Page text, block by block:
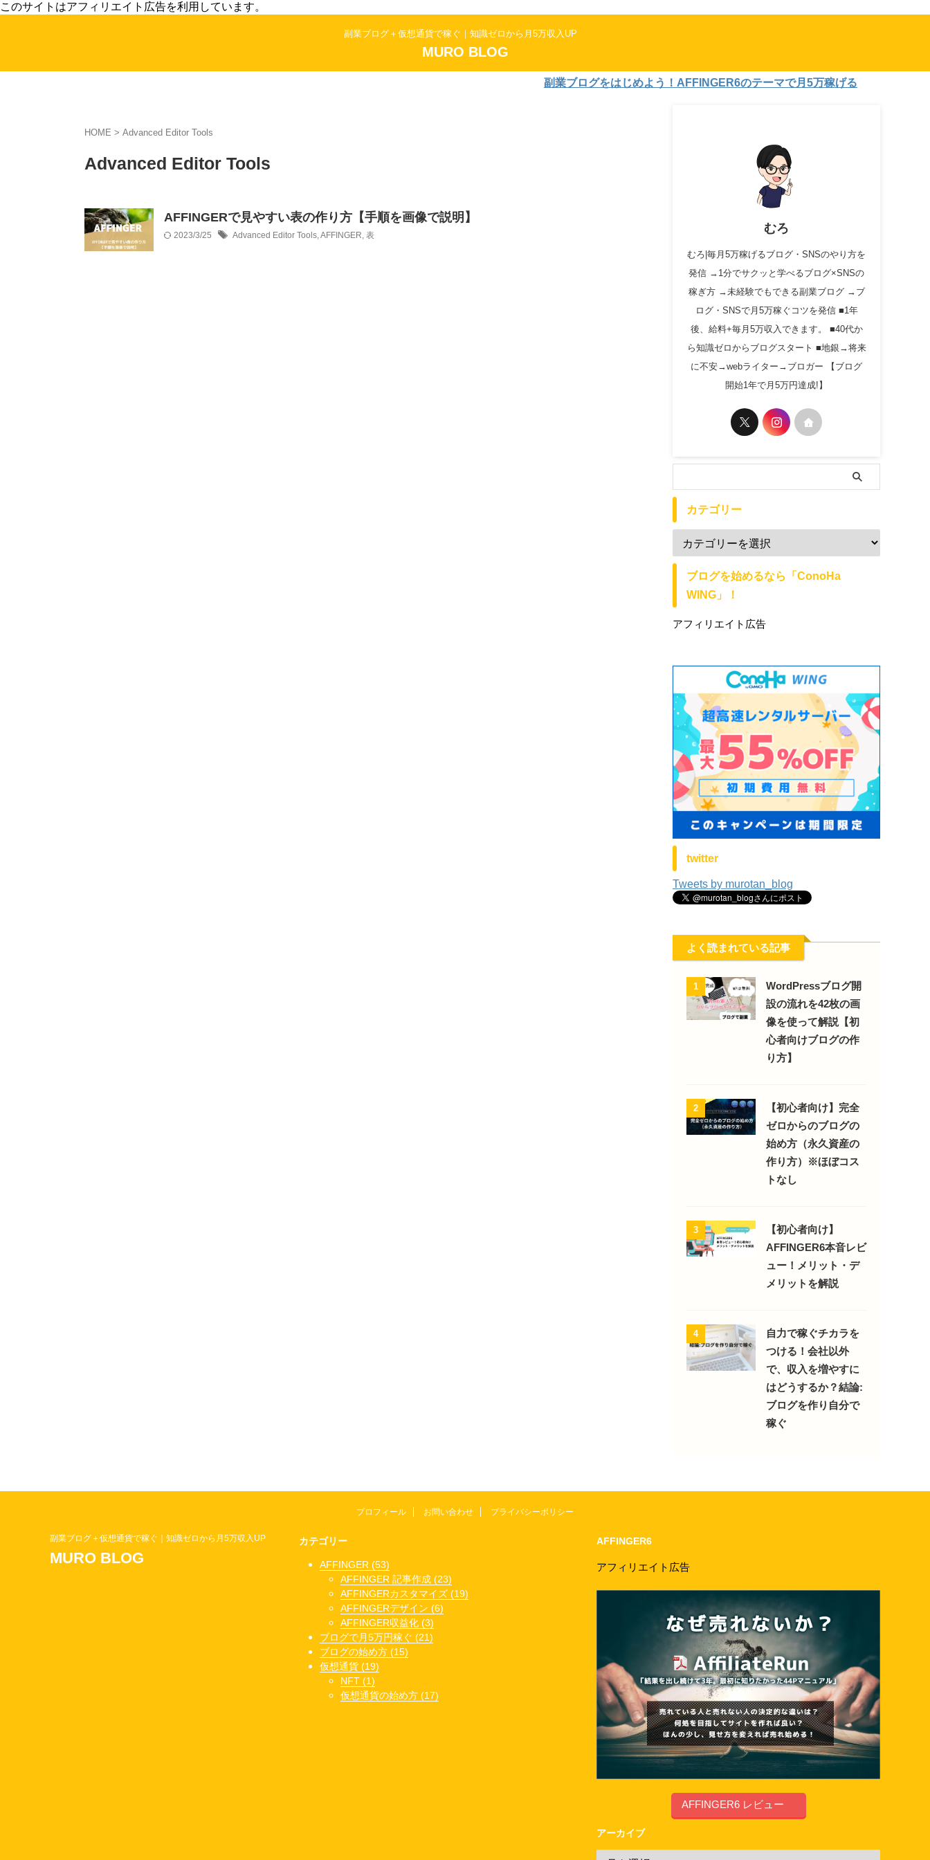
このサイトはアフィリエイト広告を利用しています。
副業ブログ＋仮想通貨で稼ぐ｜知識ゼロから月5万収入UP
MURO BLOG
副業ブログをはじめよう！AFFINGER6のテーマで月5万稼げる
HOME > Advanced Editor Tools
Advanced Editor Tools
AFFINGERで見やすい表の作り方【手順を画像で説明】
2023/3/25 Advanced Editor Tools,AFFINGER, 表 むろ
むろ|毎月5万稼げるブログ・SNSのやり方を
発信 →1分でサクッと学べるブログ×SNSの
稼ぎ方 →未経験でもできる副業ブログ →ブ
ログ・SNSで月5万稼ぐコツを発信 ■1年
後、給料+毎月5万収入できます。 ■40代か
ら知識ゼロからブログスタート ■地銀→将来
に不安→webライター→ブロガー 【ブログ
開始1年で月5万円達成!】
カテゴリー
ブログを始めるなら「ConoHa
WING」！
アフィリエイト広告
twitter
Tweets by murotan_blog
よく読まれている記事
1
WordPressブログ開
設の流れを42枚の画
像を使って解説【初
心者向けブログの作
り方】
2
【初心者向け】完全
ゼロからのブログの
始め方（永久資産の
作り方）※ほぼコス
トなし
3
【初心者向け】
AFFINGER6本音レビ
ュー！メリット・デ
メリットを解説
4
自力で稼ぐチカラを
つける！会社以外
で、収入を増やすに
はどうするか？結論:
ブログを作り自分で
稼ぐ
プロフィール お問い合わせ プライバシーポリシー
カテゴリー
AFFINGER (53)
AFFINGER 記事作成 (23)
AFFINGERカスタマイズ (19)
AFFINGERデザイン (6)
AFFINGER収益化 (3)
ブログで月5万円稼ぐ (21)
ブログの始め方 (15)
仮想通貨 (19)
NFT (1)
仮想通貨の始め方 (17)
AFFINGER6
アフィリエイト広告
AFFINGER6 レビュー
アーカイブ
副業ブログ＋仮想通貨で稼ぐ｜知識ゼロから月5万収入UP
MURO BLOG